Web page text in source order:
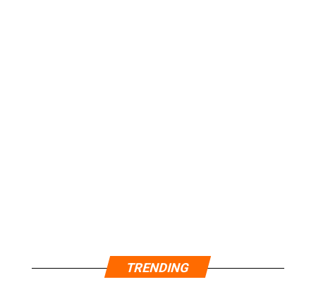
TRENDING